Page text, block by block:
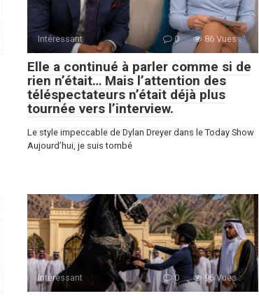
Intéressant 0 86 Vues :
Elle a continué à parler comme si de
rien n’était… Mais l’attention des
téléspectateurs n’était déjà plus
tournée vers l’interview.
Le style impeccable de Dylan Dreyer dans le Today Show
Aujourd’hui, je suis tombé
Intéressant 0 96 Vues :